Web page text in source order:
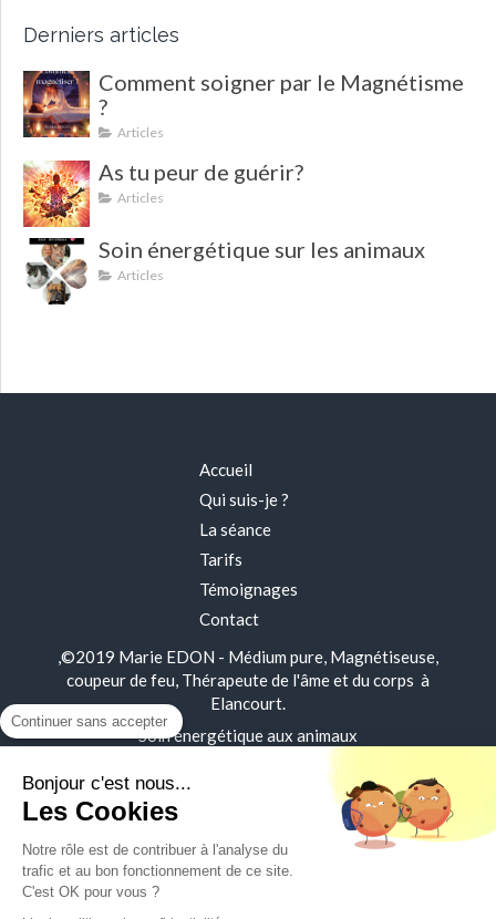
Derniers articles
Comment soigner par le Magnétisme
?
Articles
As tu peur de guérir?
Articles
Soin énergétique sur les animaux
Articles
Accueil
Qui suis-je ?
La séance
Tarifs
Témoignages
Contact
,©2019 Marie EDON - Médium pure, Magnétiseuse,
coupeur de feu, Thérapeute de l'âme et du corps à
Elancourt.
Soin énergétique aux animaux
Plan du site
Continuer sans accepter
Bonjour c'est nous...
Les Cookies
Notre rôle est de contribuer à l'analyse du
trafic et au bon fonctionnement de ce site.
C'est OK pour vous ?